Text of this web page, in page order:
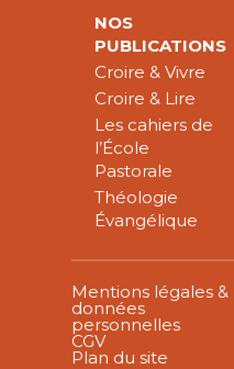
NOS
PUBLICATIONS
Croire & Vivre
Croire & Lire
Les cahiers de
l’École
Pastorale
Théologie
Évangélique
Mentions légales &
données
personnelles
CGV
Plan du site